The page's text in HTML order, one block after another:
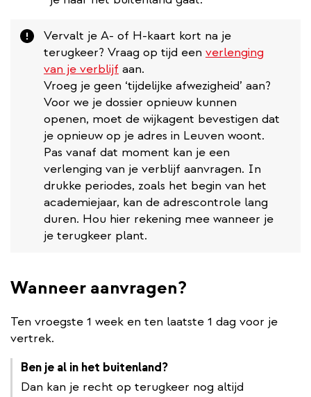
Attention
Vervalt je A- of H-kaart kort na je
terugkeer? Vraag op tijd een verlenging
van je verblijf aan.
Vroeg je geen ‘tijdelijke afwezigheid’ aan?
Voor we je dossier opnieuw kunnen
openen, moet de wijkagent bevestigen dat
je opnieuw op je adres in Leuven woont.
Pas vanaf dat moment kan je een
verlenging van je verblijf aanvragen. In
drukke periodes, zoals het begin van het
academiejaar, kan de adrescontrole lang
duren. Hou hier rekening mee wanneer je
je terugkeer plant.
Wanneer aanvragen?
Ten vroegste 1 week en ten laatste 1 dag voor je
vertrek.
Ben je al in het buitenland?
Dan kan je recht op terugkeer nog altijd